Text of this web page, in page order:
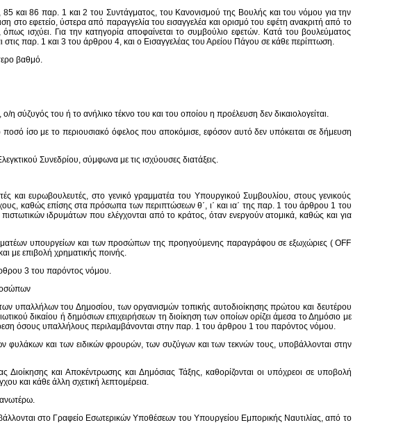
και 86 παρ. 1 και 2 του Συντάγματος, του Κανονισμού της Βουλής και του νόμου για την
στο εφετείο, ύστερα από παραγγελία του εισαγγελέα και ορισμό του εφέτη ανακριτή από το
ισχύει. Για την κατηγορία αποφαίνεται το συμβούλιο εφετών. Κατά του βουλεύματος
παρ. 1 και 3 του άρθρου 4, και ο Εισαγγελέας του Αρείου Πάγου σε κάθε περίπτωση.
βαθμό.
η σύζυγός του ή το ανήλικο τέκνο του και του οποίου η προέλευση δεν δικαιολογείται.
ίσο με το περιουσιακό όφελος που αποκόμισε, εφόσον αυτό δεν υπόκειται σε δήμευση
Συνεδρίου, σύμφωνα με τις ισχύουσες διατάξεις.
ευρωβουλευτές, στο γενικό γραμματέα του Υπουργικού Συμβουλίου, στους γενικούς
καθώς επίσης στα πρόσωπα των περιπτώσεων θ΄, ι΄ και ια΄ της παρ. 1 του άρθρου 1 του
πιστωτικών ιδρυμάτων που ελέγχονται από το κράτος, όταν ενεργούν ατομικά, καθώς και για
υπουργείων και των προσώπων της προηγούμενης παραγράφου σε εξωχώριες ( OFF
με επιβολή χρηματικής ποινής.
3 του παρόντος νόμου.
υπαλλήλων του Δημοσίου, των οργανισμών τοπικής αυτοδιοίκησης πρώτου και δευτέρου
δικαίου ή δημόσιων επιχειρήσεων τη διοίκηση των οποίων ορίζει άμεσα το Δημόσιο με
όσους υπαλλήλους περιλαμβάνονται στην παρ. 1 του άρθρου 1 του παρόντος νόμου.
και των ειδικών φρουρών, των συζύγων και των τεκνών τους, υποβάλλονται στην
και Αποκέντρωσης και Δημόσιας Τάξης, καθορίζονται οι υπόχρεοι σε υποβολή
και κάθε άλλη σχετική λεπτομέρεια.
στο Γραφείο Εσωτερικών Υποθέσεων του Υπουργείου Εμπορικής Ναυτιλίας, από το